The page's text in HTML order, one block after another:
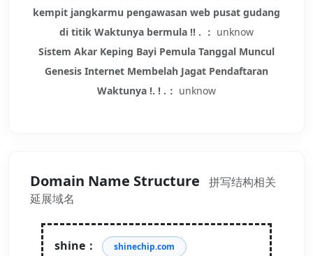
kempit jangkarmu pengawasan web pusat gudang
di titik Waktunya bermula !! . ： unknow
Sistem Akar Keping Bayi Pemula Tanggal Muncul
Genesis Internet Membelah Jagat Pendaftaran
Waktunya !. ! .： unknow
Domain Name Structure
拼写结构相关
延展域名
shine： shinechip.com